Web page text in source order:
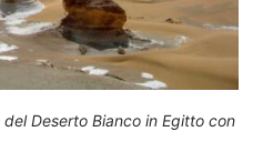
Deserto Bianco in Egitto con